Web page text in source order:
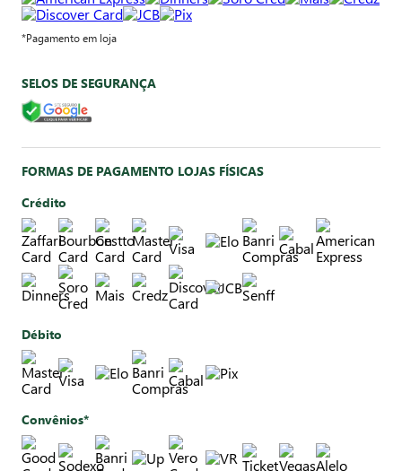
*Pagamento em loja
SELOS DE SEGURANÇA
FORMAS DE PAGAMENTO LOJAS FÍSICAS
Crédito
Débito
Convênios*